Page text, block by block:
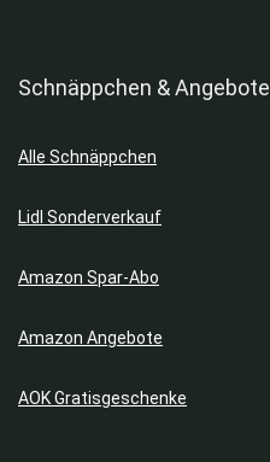
Schnäppchen & Angebote
Alle Schnäppchen
Lidl Sonderverkauf
Amazon Spar-Abo
Amazon Angebote
AOK Gratisgeschenke